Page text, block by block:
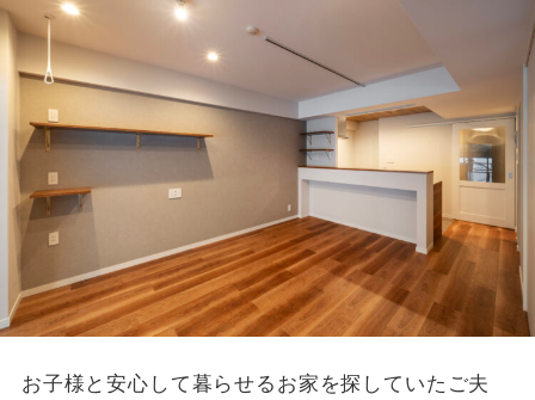
お子様と安心して暮らせるお家を探していたご夫